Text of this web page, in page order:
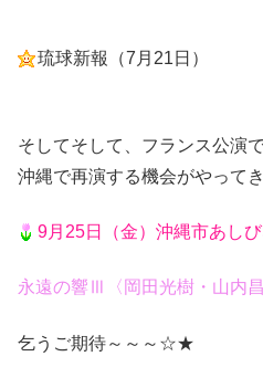
琉球新報（7月21日）
そしてそして、フランス公演
沖縄で再演する機会がやって
9月25日（金）沖縄市あし
永遠の響Ⅲ〈岡田光樹・山内昌
乞うご期待～～～☆★